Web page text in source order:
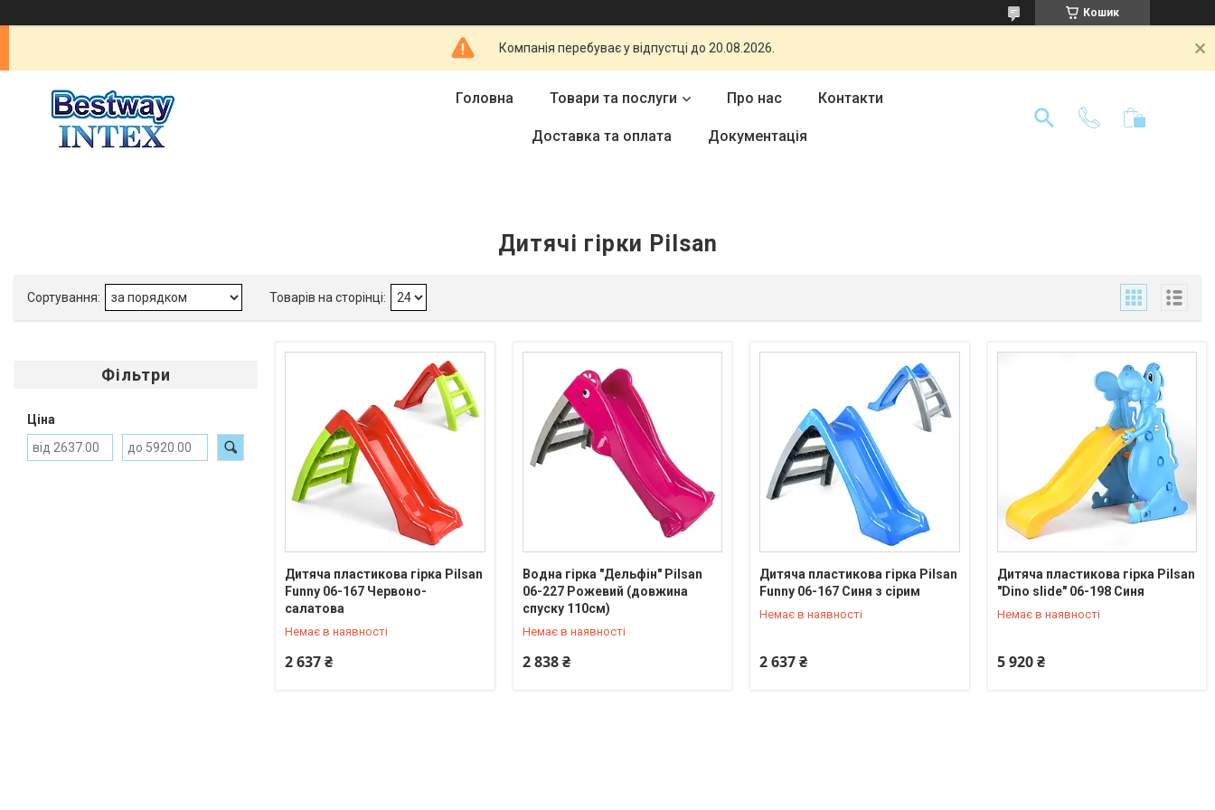
Кошик
Компанія перебуває у відпустці до 20.08.2026.
Головна Товари та послуги Про нас Контакти
Доставка та оплата Документація
Дитячі гірки Pilsan
Фільтри
Ціна
Дитяча пластикова гірка Pilsan
Funny 06-167 Червоно-
салатова
Немає в наявності
2 637 ₴
0 (800) 33-23-12
Водна гірка "Дельфін" Pilsan
06-227 Рожевий (довжина
спуску 110см)
Немає в наявності
2 838 ₴
0 (800) 33-23-12
Дитяча пластикова гірка Pilsan
Funny 06-167 Синя з сірим
Немає в наявності
2 637 ₴
Дитяча пластикова гірка Pilsan
"Dino slide" 06-198 Синя
Немає в наявності
5 920 ₴